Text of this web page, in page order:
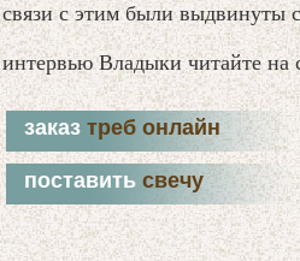
связи с этим были выдвинуты
интервью Владыки читайте на
заказ треб онлайн
поставить свечу